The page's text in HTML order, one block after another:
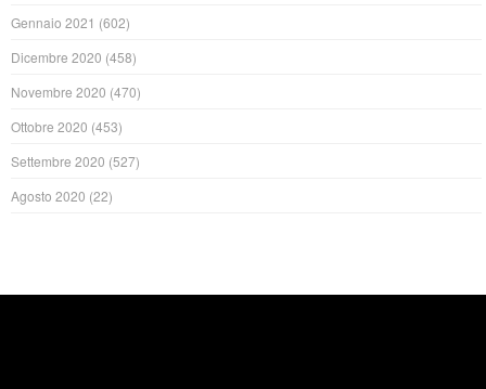
Gennaio 2021 (602)
Dicembre 2020 (458)
Novembre 2020 (470)
Ottobre 2020 (453)
Settembre 2020 (527)
Agosto 2020 (22)